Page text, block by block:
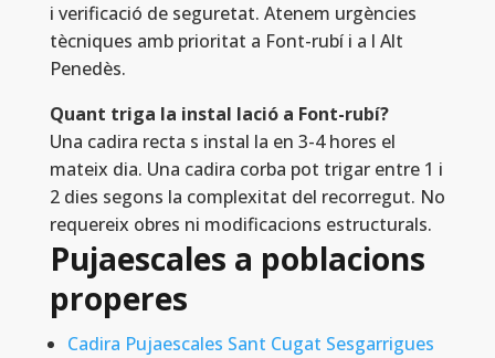
i verificació de seguretat. Atenem urgències
tècniques amb prioritat a Font-rubí i a l Alt
Penedès.
Quant triga la instal lació a Font-rubí?
Una cadira recta s instal la en 3-4 hores el
mateix dia. Una cadira corba pot trigar entre 1 i
2 dies segons la complexitat del recorregut. No
requereix obres ni modificacions estructurals.
Pujaescales a poblacions
properes
Cadira Pujaescales Sant Cugat Sesgarrigues